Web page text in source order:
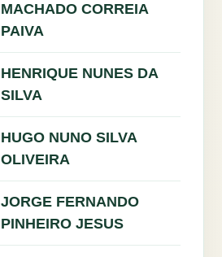
MACHADO CORREIA
PAIVA
HENRIQUE NUNES DA
SILVA
HUGO NUNO SILVA
OLIVEIRA
JORGE FERNANDO
PINHEIRO JESUS